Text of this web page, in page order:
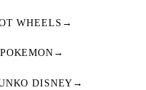
WHEELS →
POKEMON →
DISNEY →